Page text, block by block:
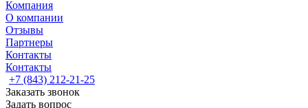
Компания
О компании
Отзывы
Партнеры
Контакты
Контакты
+7 (843) 212-21-25
Заказать звонок
Задать вопрос